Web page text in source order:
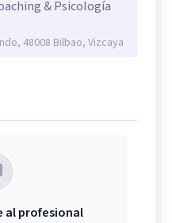
& Psicología
48008 Bilbao, Vizcaya
al profesional